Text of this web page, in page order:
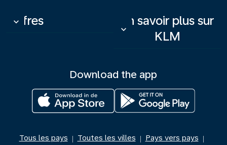
Offres
keyboard_arrow_down
En savoir plus sur
KLM
keyboard_arrow_down
Download the app
Tous les pays | Toutes les villes | Pays vers pays |